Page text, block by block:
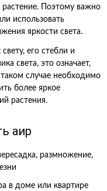
растение. Поэтому важно
использовать
яркости света.
его стебли и
света, это означает,
случае необходимо
более яркое
растения.
аир
в доме или квартире